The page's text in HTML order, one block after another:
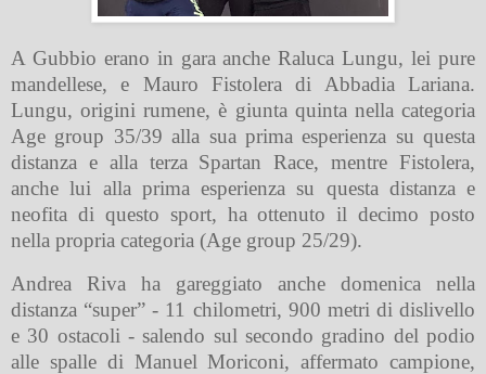
A Gubbio erano in gara anche Raluca Lungu, lei pure
mandellese, e Mauro Fistolera di Abbadia Lariana.
Lungu, origini rumene, è giunta quinta nella categoria
Age group 35/39 alla sua prima esperienza su questa
distanza e alla terza Spartan Race, mentre Fistolera,
anche lui alla prima esperienza su questa distanza e
neofita di questo sport, ha ottenuto il decimo posto
nella propria categoria (Age group 25/29).
Andrea Riva ha gareggiato anche domenica nella
distanza “super” - 11 chilometri, 900 metri di dislivello
e 30 ostacoli - salendo sul secondo gradino del podio
alle spalle di Manuel Moriconi, affermato campione,